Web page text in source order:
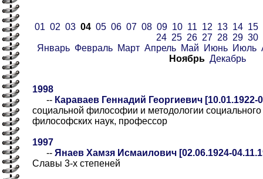
01 02 03 04 05 06 07 08 09 10 11 12 13 14 15
24 25 26 27 28 29 30
Январь Февраль Март Апрель Май Июнь Июль
Ноябрь Декабрь
1998
-- Караваев Геннадий Георгиевич [10.01.1922-
социальной философии и методологии социального
философских наук, профессор
1997
-- Янаев Хамзя Исмаилович [02.06.1924-
Славы 3-х степеней